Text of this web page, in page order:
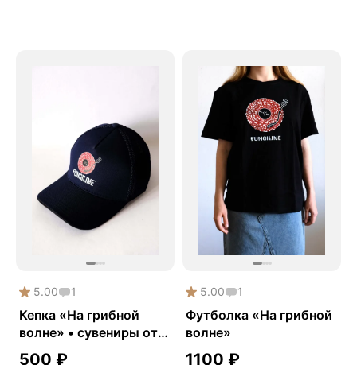
5.00 1
Кепка «На грибной
волне» • сувениры от
Fungiline
500 ₽
5.00 1
Футболка «На грибной
волне»
1100 ₽